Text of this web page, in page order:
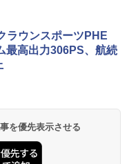
ラウンスポーツPHE
最高出力306PS、航続
を優先表示させる